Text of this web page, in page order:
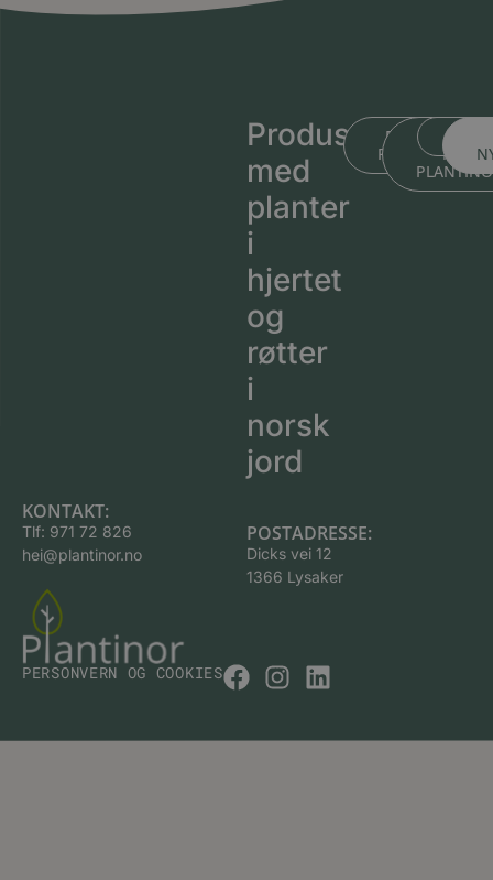
Produsert
med
planter
i
hjertet
og
røtter
i
norsk
jord
BLI KJENT MED
BLI
MED
KONTAKT:
Tlf: 971 72 826
hei@plantinor.no
POSTADRESSE:
Dicks vei 12
1366 Lysaker
PERSONVERN OG COOKIES